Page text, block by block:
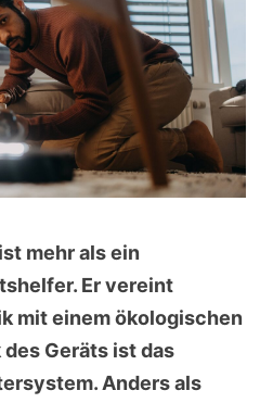
mehr als ein
Er vereint
mit einem ökologischen
Geräts ist das
Anders als